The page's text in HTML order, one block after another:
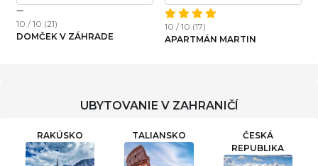
10 / 10 (21)
DOMČEK V ZÁHRADE
10 / 10 (17)
APARTMÁN MARTIN
UBYTOVANIE V ZAHRANIČÍ
RAKÚSKO TALIANSKO
ČESKÁ
REPUBLIKA